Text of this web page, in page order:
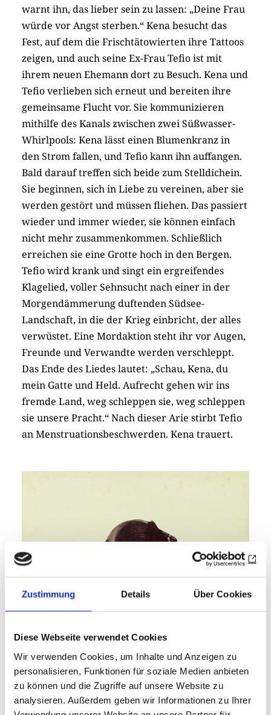
Zustimmung Details Über Cookies
Diese Webseite verwendet Cookies
Wir verwenden Cookies, um Inhalte und Anzeigen zu
personalisieren, Funktionen für soziale Medien anbieten
zu können und die Zugriffe auf unsere Website zu
analysieren. Außerdem geben wir Informationen zu Ihrer
warnt ihn, das lieber sein zu lassen: „Deine Frau
würde vor Angst sterben.“ Kena besucht das
Fest, auf dem die Frischtätowierten ihre Tattoos
zeigen, und auch seine Ex-Frau Tefio ist mit
ihrem neuen Ehemann dort zu Besuch. Kena und
Tefio verlieben sich erneut und bereiten ihre
gemeinsame Flucht vor. Sie kommunizieren
mithilfe des Kanals zwischen zwei Süßwasser-
Whirlpools: Kena lässt einen Blumenkranz in
den Strom fallen, und Tefio kann ihn auffangen.
Bald darauf treffen sich beide zum Stelldichein.
Sie beginnen, sich in Liebe zu vereinen, aber sie
werden gestört und müssen fliehen. Das passiert
wieder und immer wieder, sie können einfach
nicht mehr zusammenkommen. Schließlich
erreichen sie eine Grotte hoch in den Bergen.
Tefio wird krank und singt ein ergreifendes
Klagelied, voller Sehnsucht nach einer in der
Morgendämmerung duftenden Südsee-
Landschaft, in die der Krieg einbricht, der alles
verwüstet. Eine Mordaktion steht ihr vor Augen,
Freunde und Verwandte werden verschleppt.
Das Ende des Liedes lautet: „Schau, Kena, du
mein Gatte und Held. Aufrecht gehen wir ins
fremde Land, weg schleppen sie, weg schleppen
sie unsere Pracht.“ Nach dieser Arie stirbt Tefio
an Mens­tru­a­tions­be­schwer­den. Kena trauert.